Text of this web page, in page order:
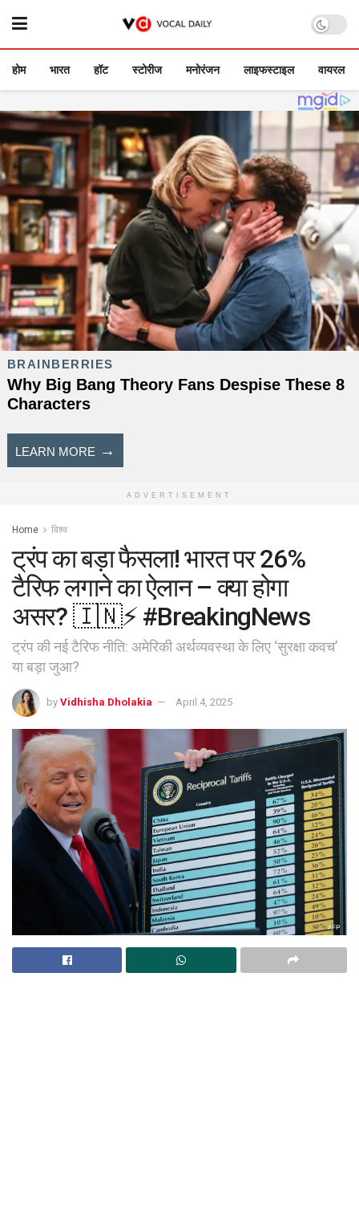
होम भारत हॉट स्टोरीज मनोरंजन लाइफस्टाइल वायरल
ADVERTISEMENT
Home विश्व
ट्रंप का बड़ा फैसला! भारत पर 26%
टैरिफ लगाने का ऐलान – क्या होगा
असर? 🇮🇳⚡ #BreakingNews
ट्रंप की नई टैरिफ नीति: अमेरिकी अर्थव्यवस्था के लिए ‘सुरक्षा कवच’
या बड़ा जुआ?
by Vidhisha Dholakia April 4, 2025